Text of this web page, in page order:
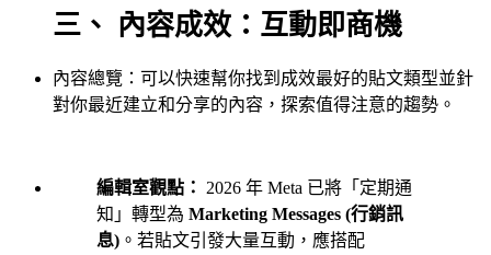
三、 內容成效：互動即商機
內容總覽：可以快速幫你找到成效最好的貼文類型並針
對你最近建立和分享的內容，探索值得注意的趨勢。
編輯室觀點：
2026 年 Meta 已將「定期通
知」轉型為 Marketing Messages (行銷訊
息) 。若貼文引發大量互動，應搭配